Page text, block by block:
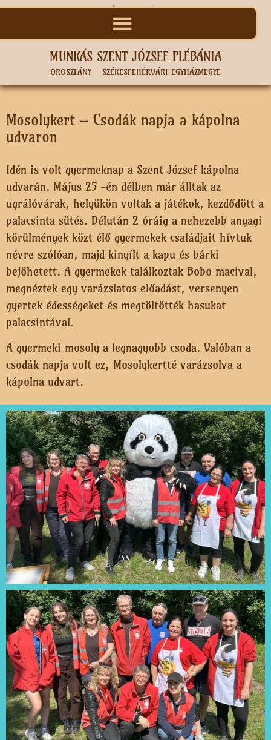
MUNKÁS SZENT JÓZSEF PLÉBÁNIA
OROSZLÁNY – SZÉKESFEHÉRVÁRI EGYHÁZMEGYE
Mosolykert – Csodák napja a kápolna
udvaron
Idén is volt gyermeknap a Szent József kápolna
udvarán. Május 25 -én délben már álltak az
ugrálóvárak, helyükön voltak a játékok, kezdődött a
palacsinta sütés. Délután 2 óráig a nehezebb anyagi
körülmények közt élő gyermekek családjait hívtuk
névre szólóan, majd kinyílt a kapu és bárki
bejöhetett. A gyermekek találkoztak Bobo macival,
megnéztek egy varázslatos előadást, versenyen
gyertek édességeket és megtöltötték hasukat
palacsintával.
A gyermeki mosoly a legnagyobb csoda. Valóban a
csodák napja volt ez, Mosolykertté varázsolva a
kápolna udvart.